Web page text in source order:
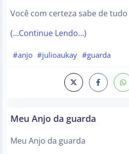
Você com certeza sabe de
(…Continue Lendo…)
#anjo #julioaukay #guarda
Meu Anjo da guarda
Meu Anjo da guarda